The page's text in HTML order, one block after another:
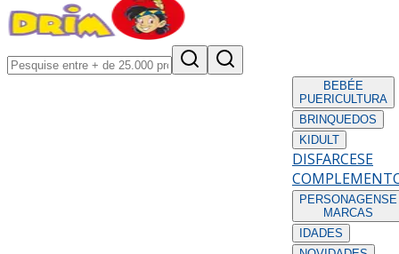
BEBÉE
PUERICULTURA
BRINQUEDOS
KIDULT
DISFARCESE
PERSONAGENS E
MARCAS
IDADES